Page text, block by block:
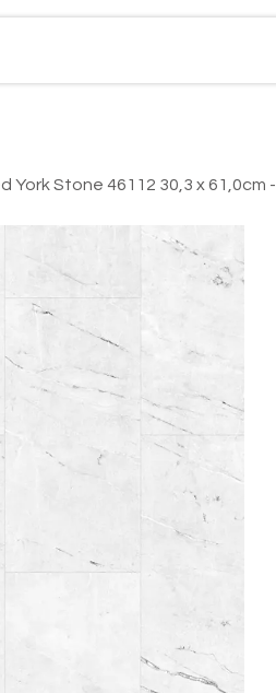
York Stone 46112 30,3 x 61,0cm -